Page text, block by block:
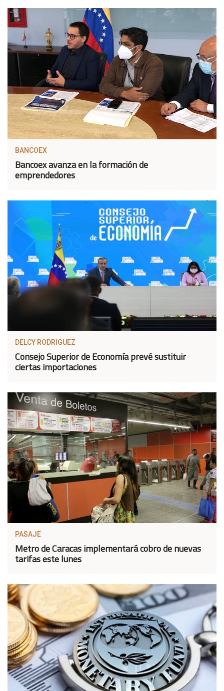
BANCOEX
Bancoex avanza en la formación de
emprendedores
DELCY RODRIGUEZ
Consejo Superior de Economía prevé sustituir
ciertas importaciones
PASAJE
Metro de Caracas implementará cobro de nuevas
tarifas este lunes